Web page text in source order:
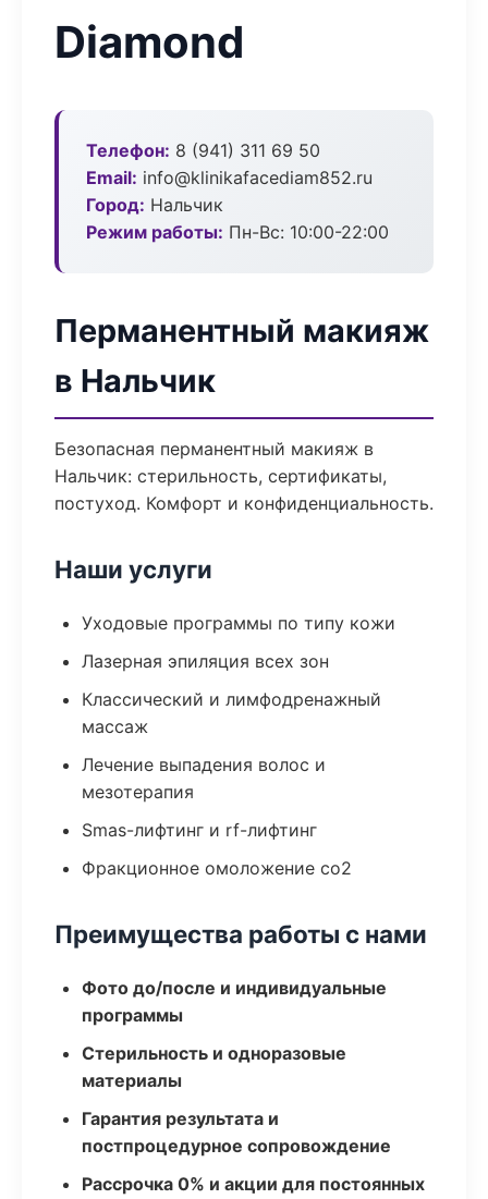
Diamond
Телефон: 8 (941) 311 69 50
Email: info@klinikafacediam852.ru
Город: Нальчик
Режим работы: Пн-Вс: 10:00-22:00
Перманентный макияж
в Нальчик
Безопасная перманентный макияж в
Нальчик: стерильность, сертификаты,
постуход. Комфорт и конфиденциальность.
Наши услуги
Уходовые программы по типу кожи
Лазерная эпиляция всех зон
Классический и лимфодренажный
массаж
Лечение выпадения волос и
мезотерапия
Smas-лифтинг и rf-лифтинг
Фракционное омоложение co2
Преимущества работы с нами
Фото до/после и индивидуальные
программы
Стерильность и одноразовые
материалы
Гарантия результата и
постпроцедурное сопровождение
Рассрочка 0% и акции для постоянных